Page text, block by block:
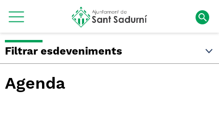
Filtrar esdeveniments
Agenda